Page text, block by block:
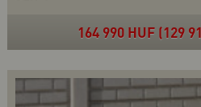
164 990 HUF (129